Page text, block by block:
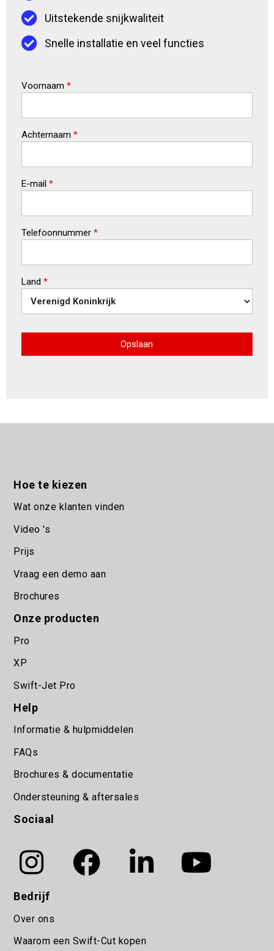
Uitstekende snijkwaliteit
Snelle installatie en veel functies
Voornaam *
Achternaam *
E-mail *
Telefoonnummer *
Land *
Opslaan
Hoe te kiezen
Wat onze klanten vinden
Video 's
Prijs
Vraag een demo aan
Brochures
Onze producten
Pro
XP
Swift-Jet Pro
Help
Informatie & hulpmiddelen
FAQs
Brochures & documentatie
Ondersteuning & aftersales
Sociaal
Bedrijf
Over ons
Waarom een Swift-Cut kopen